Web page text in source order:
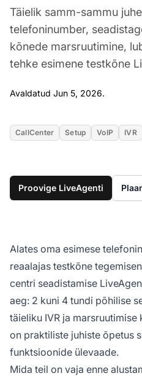
Täielik samm-sammu
telefoninumber,
kõnede marsruutimine,
tehke esimene testkõne
Avaldatud Jun 5, 2026.
CallCenter Setup VoIP IVR
Proovige LiveAgenti
Alates oma esimese
reaalajas testkõne
centri seadistamise
aeg: 2 kuni 4 tundi põhilise
täieliku IVR ja
on praktiliste juhiste õpetus
funktsioonide ülevaade.
Mida teil on vaja enne